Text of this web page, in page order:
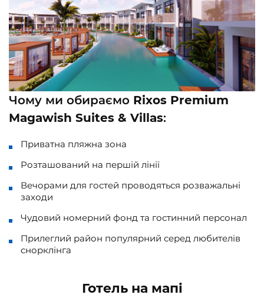
Чому ми обираємо Rixos Premium
Magawish Suites & Villas:
Приватна пляжна зона
Розташований на першій лінії
Вечорами для гостей проводяться розважальні
заходи
Чудовий номерний фонд та гостинний персонал
Прилеглий район популярний серед любителів
снорклінга
Готель на мапі